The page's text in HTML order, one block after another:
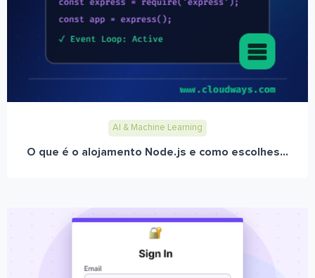
AI & Machine Learning
O que é o alojamento Node.js e como escolhes...